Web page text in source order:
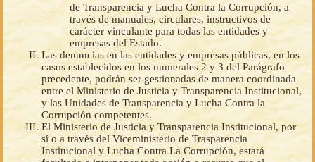
de Transparencia y Lucha Contra la Corrupción, a
través de manuales, circulares, instructivos de
carácter vinculante para todas las entidades y
empresas del Estado.
Las denuncias en las entidades y empresas públicas, en los
casos establecidos en los numerales 2 y 3 del Parágrafo
precedente, podrán ser gestionadas de manera coordinada
entre el Ministerio de Justicia y Transparencia Institucional,
y las Unidades de Transparencia y Lucha Contra la
Corrupción competentes.
El Ministerio de Justicia y Transparencia Institucional, por
sí o a través del Viceministerio de Trasparencia
Institucional y Lucha Contra La Corrupción, estará